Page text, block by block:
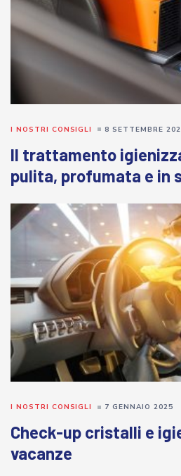
Il trattamento
pulita, profumata e in
I NOSTRI CONSIGLI 8 SETTEMBRE
Check-up cristalli e
vacanze
I NOSTRI CONSIGLI 7 GENNAIO 2025